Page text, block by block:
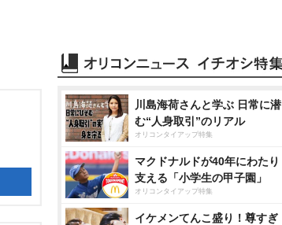
川島海荷さんと学ぶ 日常に潜
む“人身取引”のリアル
オリコンタイアップ特集
マクドナルドが40年にわたり
支える「小学生の甲子園」
オリコンタイアップ特集
イケメンてんこ盛り！尊すぎ